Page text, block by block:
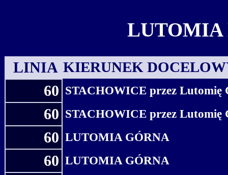
LUTOMIA
LINIA KIERUNEK
60 STACHOWICE przez Lutomię
60 STACHOWICE przez Lutomię
60 LUTOMIA GÓRNA
60 LUTOMIA GÓRNA